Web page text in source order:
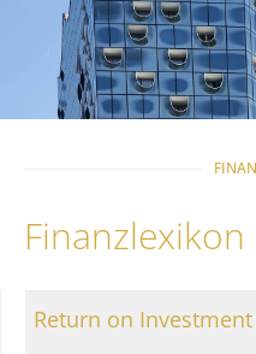
Finanzlexikon
Return on Investment